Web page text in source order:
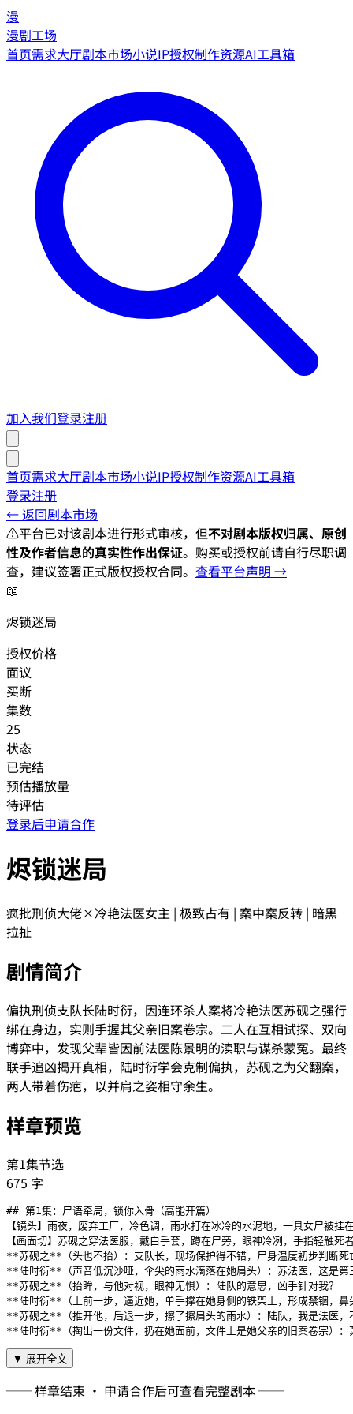
漫
漫剧工场
首页需求大厅剧本市场小说IP授权制作资源AI工具箱
加入我们登录注册
首页需求大厅剧本市场小说IP授权制作资源AI工具箱
登录注册
← 返回剧本市场
⚠️平台已对该剧本进行形式审核，但不对剧本版权归属、原创
性及作者信息的真实性作出保证。购买或授权前请自行尽职调
查，建议签署正式版权授权合同。 查看平台声明 →
📖
烬锁迷局
授权价格
面议
买断
集数
25
状态
已完结
预估播放量
待评估
登录后申请合作
烬锁迷局
疯批刑侦大佬×冷艳法医女主 | 极致占有 | 案中案反转 | 暗黑
拉扯
剧情简介
偏执刑侦支队长陆时衍，因连环杀人案将冷艳法医苏砚之强行
绑在身边，实则手握其父亲旧案卷宗。二人在互相试探、双向
博弈中，发现父辈皆因前法医陈景明的渎职与谋杀蒙冤。最终
联手追凶揭开真相，陆时衍学会克制偏执，苏砚之为父翻案，
两人带着伤疤，以并肩之姿相守余生。
样章预览
第1集节选
675 字
## 第1集：尸语牵局，锁你入骨（高能开篇）
【镜头】雨夜，废弃工厂，冷色调，雨水打在冰冷的水泥地，一具女尸被
【画面切】苏砚之穿法医服，戴白手套，蹲在尸旁，眼神冷冽，手指轻触
**苏砚之**（头也不抬）：支队长，现场保护得不错，尸身温度初步判断
**陆时衍**（声音低沉沙哑，伞尖的雨水滴落在她肩头）：苏法医，这是第
**苏砚之**（抬眸，与他对视，眼神无惧）：陆队的意思，凶手针对我？
**陆时衍**（上前一步，逼近她，单手撑在她身侧的铁架上，形成禁锢，
**苏砚之**（推开他，后退一步，擦了擦肩头的雨水）：陆队，我是法医，
**陆时衍**（掏出一份文件，扔在她面前，文件上是她父亲的旧案卷宗）
▼ 展开全文
── 样章结束 · 申请合作后可查看完整剧本 ──